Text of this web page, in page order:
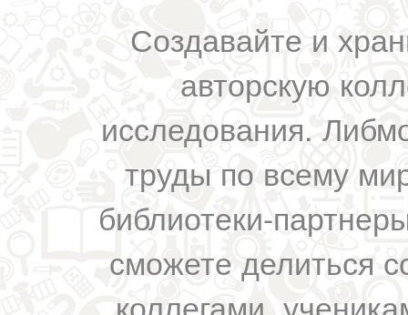
Создавайте и
авторскую
исследования.
труды по всему
библиотеки-
сможете делиться